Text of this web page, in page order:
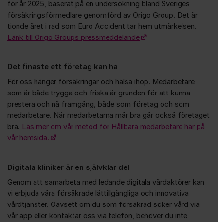
för år 2025, baserat på en undersökning bland Sveriges
försäkringsförmedlare genomförd av Origo Group. Det är
tionde året i rad som Euro Accident tar hem utmärkelsen.
Länk till Origo Groups pressmeddelande
Det finaste ett företag kan ha
För oss hänger försäkringar och hälsa ihop. Medarbetare
som är både trygga och friska är grunden för att kunna
prestera och nå framgång, både som företag och som
medarbetare. När medarbetarna mår bra går också företaget
bra. Läs mer om vår metod för Hållbara medarbetare här på
vår hemsida.
Digitala kliniker är en självklar del
Genom att samarbeta med ledande digitala vårdaktörer kan
vi erbjuda våra försäkrade lättillgängliga och innovativa
vårdtjänster. Oavsett om du som försäkrad söker vård via
vår app eller kontaktar oss via telefon, behöver du inte